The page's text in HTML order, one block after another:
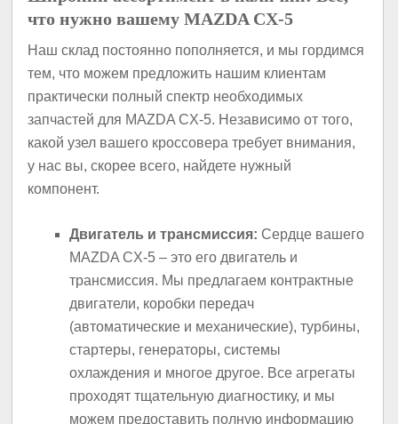
что нужно вашему MAZDA CX-5
Наш склад постоянно пополняется, и мы гордимся
тем, что можем предложить нашим клиентам
практически полный спектр необходимых
запчастей для MAZDA CX-5. Независимо от того,
какой узел вашего кроссовера требует внимания,
у нас вы, скорее всего, найдете нужный
компонент.
Двигатель и трансмиссия: Сердце вашего
MAZDA CX-5 – это его двигатель и
трансмиссия. Мы предлагаем контрактные
двигатели, коробки передач
(автоматические и механические), турбины,
стартеры, генераторы, системы
охлаждения и многое другое. Все агрегаты
проходят тщательную диагностику, и мы
можем предоставить полную информацию